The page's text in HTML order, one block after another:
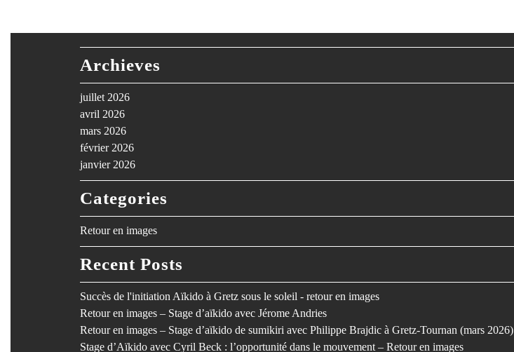
Archieves
juillet 2026
avril 2026
mars 2026
février 2026
janvier 2026
Categories
Retour en images
Recent Posts
Succès de l'initiation Aïkido à Gretz sous le soleil - retour en images
Retour en images – Stage d’aïkido avec Jérome Andries
Retour en images – Stage d’aïkido de sumikiri avec Philippe Brajdic à Gretz-Tournan (mars 2026)
Stage d’Aïkido avec Cyril Beck : l’opportunité dans le mouvement – Retour en images